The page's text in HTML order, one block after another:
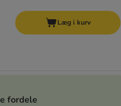
Læg i kurv
fordele